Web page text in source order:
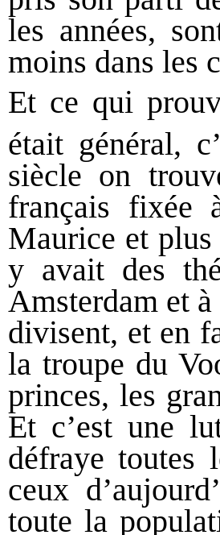
les années,
moins dans les
Et ce qui
était général,
siècle on
français fixée
Maurice et
y avait des
Amsterdam et
divisent, et en
la troupe du
princes, les
Et c’est une
défraye toutes
ceux
toute la